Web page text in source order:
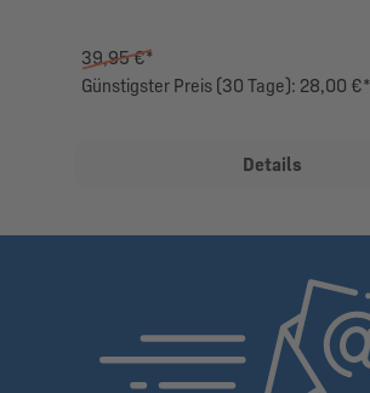
39,95 €*
Günstigster Preis (30 Tage): 28,00 €*
Details